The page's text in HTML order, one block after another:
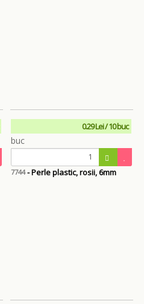
0.29 Lei / 10 buc
7744- Perle plastic, rosii, 6mm